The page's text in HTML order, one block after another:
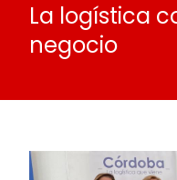
La logística
negocio